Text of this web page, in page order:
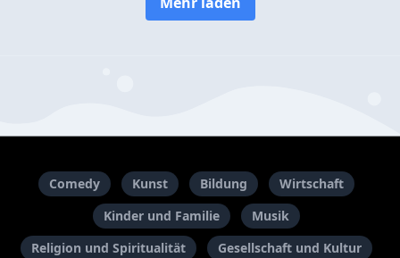
Comedy Kunst Bildung
Wirtschaft
Kinder und Familie
Musik
Religion und Spiritualität
Gesellschaft und Kultur